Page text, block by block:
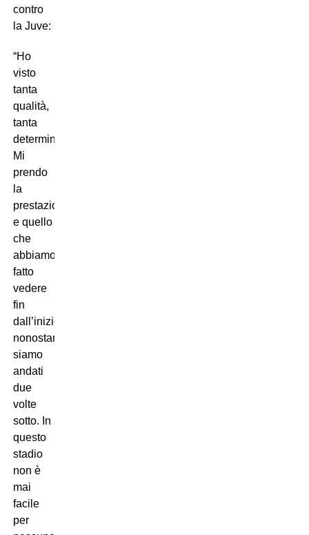
contro
la Juve:
“Ho
visto
tanta
qualità,
tanta
determinazione.
Mi
prendo
la
prestazione
e quello
che
abbiamo
fatto
vedere
fin
dall’inizio
nonostante
siamo
andati
due
volte
sotto. In
questo
stadio
non è
mai
facile
per